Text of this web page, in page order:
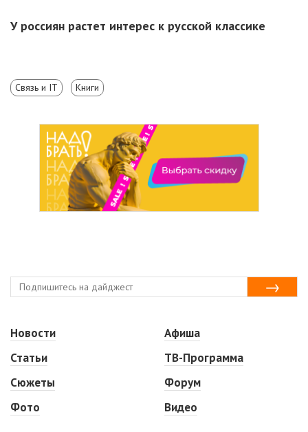
У россиян растет интерес к русской классике
Связь и IT Книги
Новости
Статьи
Сюжеты
Фото
Афиша
ТВ-Программа
Форум
Видео